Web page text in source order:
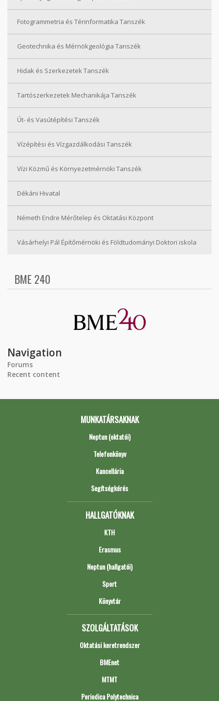
Fotogrammetria és Térinformatika Tanszék
Geotechnika és Mérnökgeológia Tanszék
Hidak és Szerkezetek Tanszék
Tartószerkezetek Mechanikája Tanszék
Út- és Vasútépítési Tanszék
Vízépítési és Vízgazdálkodási Tanszék
Vízi Közmű és Környezetmérnöki Tanszék
Dékáni Hivatal
Németh Endre Mérőtelep és Oktatási Központ
Vásárhelyi Pál Építőmérnöki és Földtudományi Doktori iskola
BME 240
Navigation
Forums
Recent content
MUNKATÁRSAKNAK
Neptun (oktatói)
Telefonkönyv
Kancellária
Segítségkérés
HALLGATÓKNAK
KTH
Erasmus
Neptun (hallgatói)
Sport
Könyvtár
SZOLGÁLTATÁSOK
Oktatási keretrendszer
BMEnet
MTMT
Periodica Polytechnica